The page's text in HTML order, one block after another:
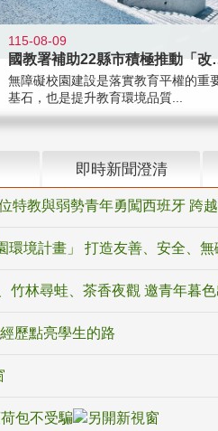
115-08-09
國教署補
無障礙校園建設是落實教育平權的重
基石，也是提升教育環境品質...
即時新聞澄清
特教與弱勢青年勇闖西班牙 跨
境計畫」 打造友善、安全、無
竹林尋蛙、茶香夜觀 邀青年暮
歷點亮學生的路
包不受騙